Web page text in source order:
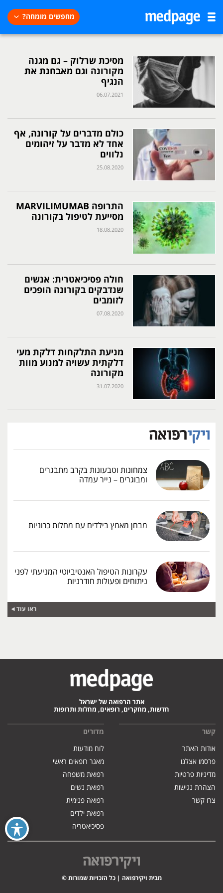
מחפשים מומחה?
מסיכת שרלוק – גם מגנה
מקורונה וגם מאבחנת את
הנגיף
06.07.2021
כולם מדברים על קורונה, אף
אחד לא מדבר על זיהומים
נלווים
25.08.2020
התרופה MARVILIMUMAB
מסייעת לטיפול בקורונה
18.08.2020
חולה פסיכיאטרית: אנשים
שנדבקים בקורונה הופכים
לזומבים
07.08.2020
מניעת התלקחות דלקת מעי
דלקתית עשויה למנוע מוות
מקורונה
31.07.2020
צמחונות וטבעונות בקרב מתבגרים
ומבוגרים – נייר עמדה
מבחן מאמץ בילדים עם מחלות כרוניות
עקרונות הטיפול האנטיביוטי המניעתי לפני
ניתוחים ופעולות חודרניות
ראו עוד
אתר הרפואה של ישראל
חדשות, מחקרים, רופאים, מחלות ותרופות
קשר
אודות האתר
פרסמו אצלנו
מדיניות פרטיות
הצהרת נגישות
צרו קשר
מדורים
לוח מודעות
מאגר רופאים ראשי
רפואת משפחה
רפואת נשים
רפואה פנימית
רפואת ילדים
פסיכיאטריה
מבית ויקירפואה | כל הזכויות שמורות ©